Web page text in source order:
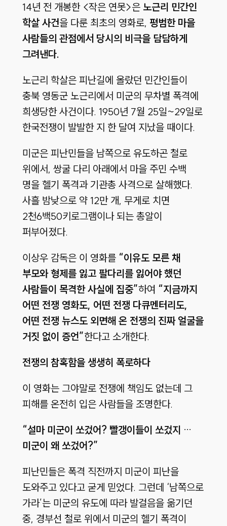
14년 전 개봉한 <작은 연못>은 노근리 민간인
학살 사건을 다룬 최초의 영화로, 평범한 마을
사람들의 관점에서 당시의 비극을 담담하게
그려낸다.
노근리 학살은 피난길에 올랐던 민간인들이
충북 영동군 노근리에서 미군의 무차별 폭격에
희생당한 사건이다. 1950년 7월 25일~29일로
한국전쟁이 발발한 지 한 달여 지났을 때이다.
미군은 피난민들을 남쪽으로 유도하곤 철로
위에서, 쌍굴 다리 아래에서 마을 주민 수백
명을 헬기 폭격과 기관총 사격으로 살해했다.
사흘 밤낮으로 약 12만 개, 무게로 치면
2천6백50키로그램이나 되는 총알이
퍼부어졌다.
이상우 감독은 이 영화를 “이유도 모른 채
부모와 형제를 잃고 팔다리를 잃어야 했던
사람들이 목격한 사실에 집중”하여 “지금까지
어떤 전쟁 영화도, 어떤 전쟁 다큐멘터리도,
어떤 전쟁 뉴스도 외면해 온 전쟁의 진짜 얼굴을
거짓 없이 증언”한다고 소개한다.
전쟁의 참혹함을 생생히 폭로하다
이 영화는 그야말로 전쟁에 책임도 없는데 그
피해를 온전히 입은 사람들을 조명한다.
“설마 미군이 쏘겄어? 빨갱이들이 쏘겄지 …
미군이 왜 쏘겄어?”
피난민들은 폭격 직전까지 미군이 피난을
도와주고 있다고 굳게 믿었다. 그런데 ‘남쪽으로
가라’는 미군의 유도에 따라 발걸음을 옮기던
중, 경부선 철로 위에서 미군의 헬기 폭격이